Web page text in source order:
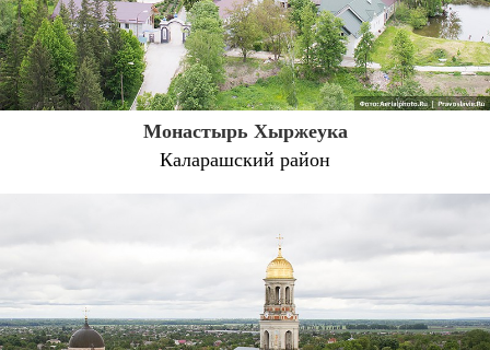
Монастырь Хыржеука
Каларашский район